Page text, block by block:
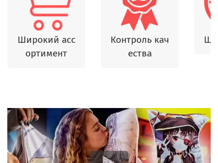
Широкий асс
ортимент
Контроль кач
ества